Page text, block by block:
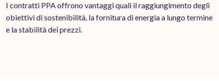
I contratti PPA offrono vantaggi quali il raggiungimento degli
obiettivi di sostenibilità, la fornitura di energia a lungo termine
e la stabilità dei prezzi.